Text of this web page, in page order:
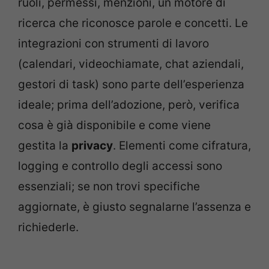
ricerca che riconosce parole e concetti. Le
integrazioni con strumenti di lavoro
(calendari, videochiamate, chat aziendali,
gestori di task) sono parte dell’esperienza
ideale; prima dell’adozione, però, verifica
cosa è già disponibile e come viene
gestita la privacy. Elementi come cifratura,
logging e controllo degli accessi sono
essenziali; se non trovi specifiche
aggiornate, è giusto segnalarne l’assenza e
richiederle.